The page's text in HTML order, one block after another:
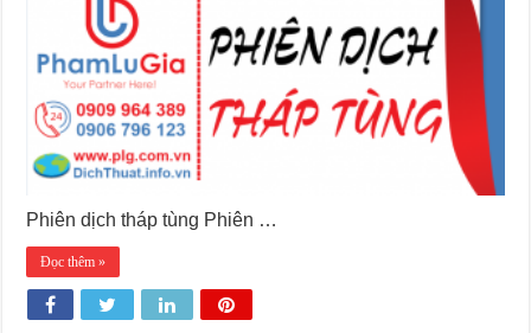
Phiên dịch tháp tùng Phiên …
Đọc thêm »